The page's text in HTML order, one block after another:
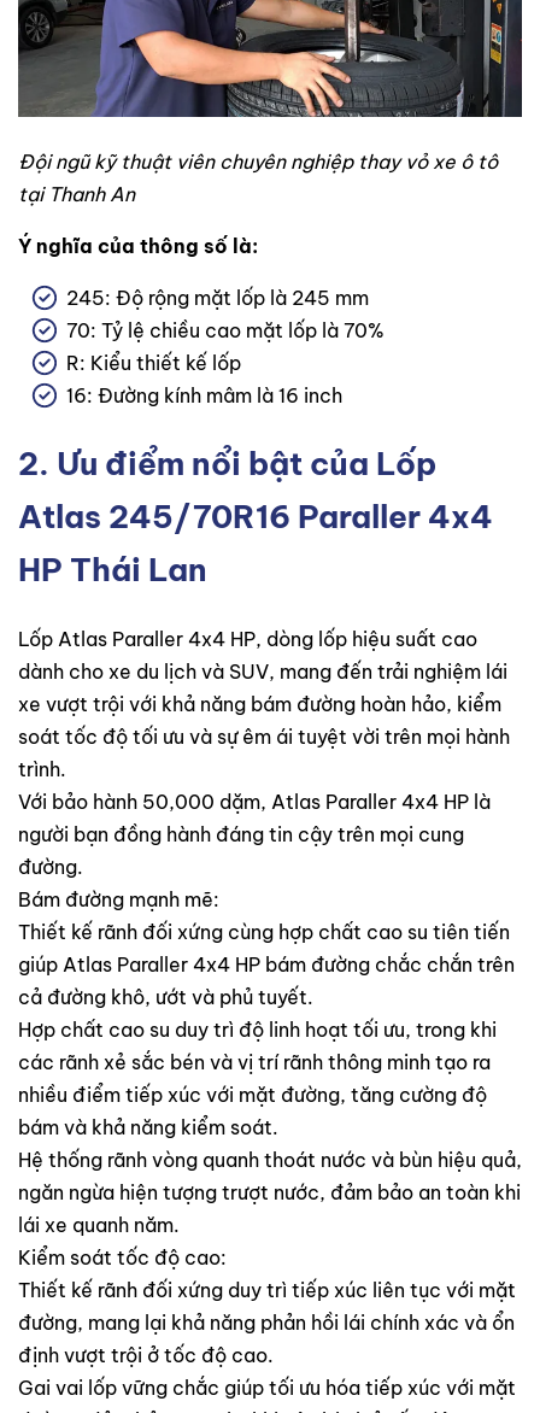
Đội ngũ kỹ thuật viên chuyên nghiệp thay vỏ xe ô tô
tại Thanh An
Ý nghĩa của thông số là:
245: Độ rộng mặt lốp là 245 mm
70: Tỷ lệ chiều cao mặt lốp là 70%
R: Kiểu thiết kế lốp
16: Đường kính mâm là 16 inch
2. Ưu điểm nổi bật của Lốp
Atlas 245/70R16 Paraller 4x4
HP Thái Lan
Lốp Atlas Paraller 4x4 HP, dòng lốp hiệu suất cao
dành cho xe du lịch và SUV, mang đến trải nghiệm lái
xe vượt trội với khả năng bám đường hoàn hảo, kiểm
soát tốc độ tối ưu và sự êm ái tuyệt vời trên mọi hành
trình.
Với bảo hành 50,000 dặm, Atlas Paraller 4x4 HP là
người bạn đồng hành đáng tin cậy trên mọi cung
đường.
Bám đường mạnh mẽ:
Thiết kế rãnh đối xứng cùng hợp chất cao su tiên tiến
giúp Atlas Paraller 4x4 HP bám đường chắc chắn trên
cả đường khô, ướt và phủ tuyết.
Hợp chất cao su duy trì độ linh hoạt tối ưu, trong khi
các rãnh xẻ sắc bén và vị trí rãnh thông minh tạo ra
nhiều điểm tiếp xúc với mặt đường, tăng cường độ
bám và khả năng kiểm soát.
Hệ thống rãnh vòng quanh thoát nước và bùn hiệu quả,
ngăn ngừa hiện tượng trượt nước, đảm bảo an toàn khi
lái xe quanh năm.
Kiểm soát tốc độ cao:
Thiết kế rãnh đối xứng duy trì tiếp xúc liên tục với mặt
đường, mang lại khả năng phản hồi lái chính xác và ổn
định vượt trội ở tốc độ cao.
Gai vai lốp vững chắc giúp tối ưu hóa tiếp xúc với mặt